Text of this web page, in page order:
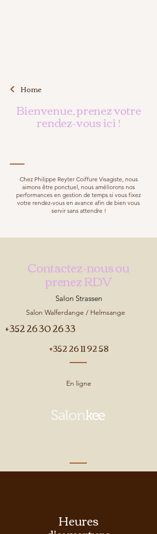
Bienvenue, prenez votre
rendez-vous ici !
Home
Chez Philippe Reyter Coiffure Visagiste, nous
aimons être ponctuel, nous améliorons nos
performances en gestion de temps si vous fixez
votre rendez-vous en avance afin de bien vous
servir sans attendre !
Contactez-nous ou
prenez RDV
Salon Strassen
Salon Walferdange / Helmsange
+352 26 30 26 33
+352 26 11 92 58
En ligne
Heures